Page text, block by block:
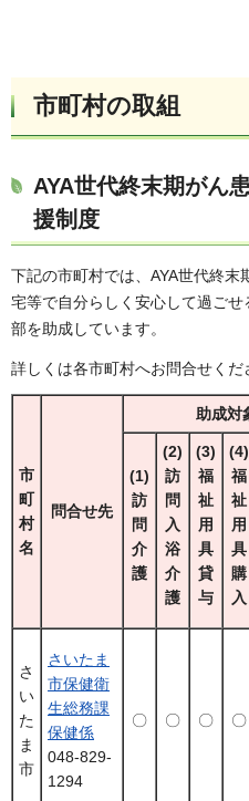
市町村の取組
AYA世代終末期がん
援制度
下記の市町村では、AYA世代終末
宅等で自分らしく安心して過ご
部を助成しています。
詳しくは各市町村へお問合せくだ
市
町
村
名
問合せ先
助成対
(1)
訪
問
介
護
(2)
訪
問
入
浴
介
護
(3)
福
祉
用
具
貸
与
(4)
福
祉
用
具
購
入
さ
い
た
ま
市
さいたま
市保健衛
生総務課
保健係
048-829-
1294
〇 〇 〇 〇